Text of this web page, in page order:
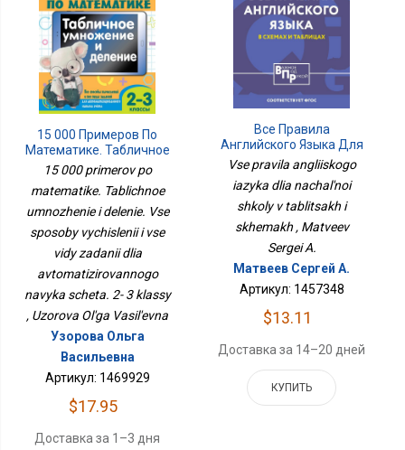
15 000 Примеров По
Математике. Табличное
Умножение И Деление.
Все Способы
Вычислений И Все Виды
Заданий Для
Автоматизированного
Навыка Счета. 2- 3
Классы
15 000 primerov po
matematike. Tablichnoe
umnozhenie i delenie. Vse
sposoby vychislenii i vse
vidy zadanii dlia
avtomatizirovannogo
navyka scheta. 2- 3 klassy
, Uzorova Ol'ga Vasil'evna
Узорова Ольга
Васильевна
Артикул: 1469929
$17.95
Доставка за 1–3 дня
Все Правила
Английского Языка Для
Начальной Школы В
Таблицах И Схемах
Vse pravila angliiskogo
iazyka dlia nachal'noi
shkoly v tablitsakh i
skhemakh , Matveev
Sergei A.
Матвеев Сергей А.
Артикул: 1457348
$13.11
Доставка за 14–20 дней
КУПИТЬ